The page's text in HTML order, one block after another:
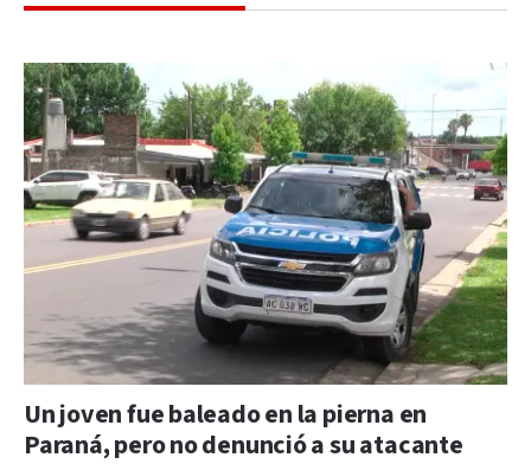
Un joven fue baleado en la pierna en
Paraná, pero no denunció a su atacante